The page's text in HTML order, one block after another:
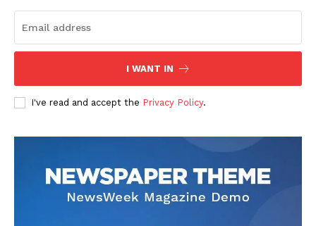
I WANT IN
I've read and accept the Privacy Policy.